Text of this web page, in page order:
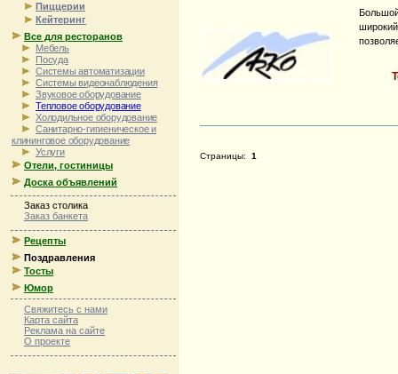
Пиццерии
Кейтеринг
Все для ресторанов
Мебель
Посуда
Системы автоматизации
Системы видеонаблюдения
Звуковое оборудование
Тепловое оборудование
Холодильное оборудование
Санитарно-гигиеническое и
клининговое оборудование
Услуги
Отели, гостиницы
Доска объявлений
Заказ столика
Заказ банкета
Рецепты
Поздравления
Тосты
Юмор
Свяжитесь с нами
Карта сайта
Реклама на сайте
О проекте
Страницы: 1